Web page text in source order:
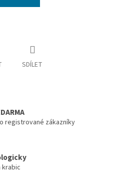
SDÍLET
registrované zákazníky